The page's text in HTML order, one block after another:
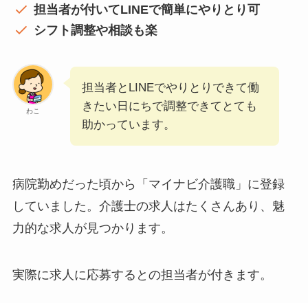
担当者が付いてLINEで簡単にやりとり可
シフト調整や相談も楽
わこ
担当者とLINEでやりとりできて働
きたい日にちで調整できてとても
助かっています。
病院勤めだった頃から「マイナビ介護職」に登録
していました。介護士の求人はたくさんあり、魅
力的な求人が見つかります。
実際に求人に応募するとの担当者が付きます。